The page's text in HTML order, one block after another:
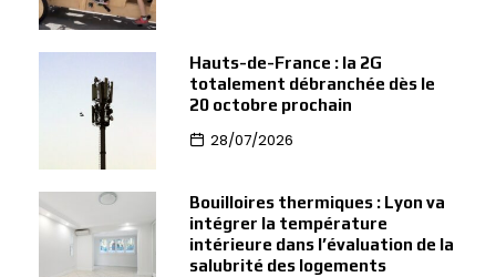
Hauts-de-France : la 2G
totalement débranchée dès le
20 octobre prochain
28/07/2026
Bouilloires thermiques : Lyon va
intégrer la température
intérieure dans l’évaluation de la
salubrité des logements